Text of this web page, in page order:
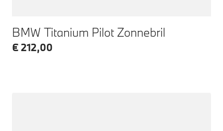
BMW Titanium Pilot Zonnebril
€ 212,00